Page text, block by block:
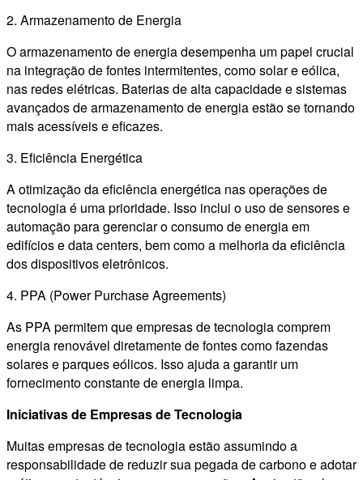
2. Armazenamento de Energia
O armazenamento de energia desempenha um papel crucial
na integração de fontes intermitentes, como solar e eólica,
nas redes elétricas. Baterias de alta capacidade e sistemas
avançados de armazenamento de energia estão se tornando
mais acessíveis e eficazes.
3. Eficiência Energética
A otimização da eficiência energética nas operações de
tecnologia é uma prioridade. Isso inclui o uso de sensores e
automação para gerenciar o consumo de energia em
edifícios e data centers, bem como a melhoria da eficiência
dos dispositivos eletrônicos.
4. PPA (Power Purchase Agreements)
As PPA permitem que empresas de tecnologia comprem
energia renovável diretamente de fontes como fazendas
solares e parques eólicos. Isso ajuda a garantir um
fornecimento constante de energia limpa.
Iniciativas de Empresas de Tecnologia
Muitas empresas de tecnologia estão assumindo a
responsabilidade de reduzir sua pegada de carbono e adotar